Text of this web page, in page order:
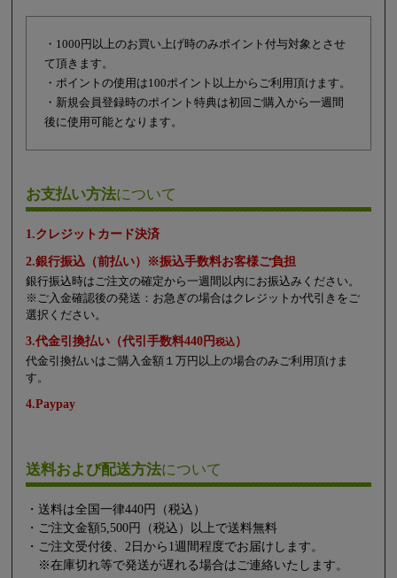
・1000円以上のお買い上げ時のみポイント付与対象とさせ
て頂きます。
・ポイントの使用は100ポイント以上からご利用頂けます。
・新規会員登録時のポイント特典は初回ご購入から一週間
後に使用可能となります。
お支払い方法について
1.クレジットカード決済
2.銀行振込（前払い）※振込手数料お客様ご負担
銀行振込時はご注文の確定から一週間以内にお振込みください。
※ご入金確認後の発送：お急ぎの場合はクレジットか代引きをご
選択ください。
3.代金引換払い（代引手数料440円税込）
代金引換払いはご購入金額１万円以上の場合のみご利用頂けま
す。
4.Paypay
送料および配送方法について
・送料は全国一律440円（税込）
・ご注文金額5,500円（税込）以上で送料無料
・ご注文受付後、2日から1週間程度でお届けします。
※在庫切れ等で発送が遅れる場合はご連絡いたします。